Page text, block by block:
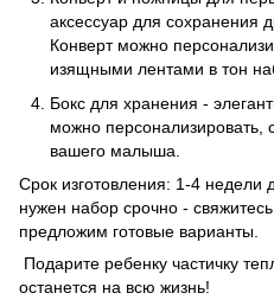
аксессуар для сохранения
Конверт можно
изящными лентами в тон
Бокс для хранения -
можно персонализировать,
вашего малыша.
Срок изготовления: 1-4 недели
нужен набор срочно -
предложим готовые варианты.
Подарите ребенку частичку
останется на всю жизнь!